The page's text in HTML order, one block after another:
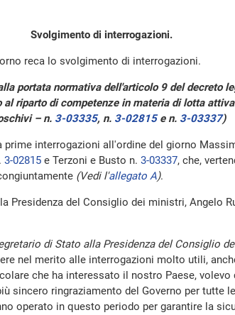
Svolgimento di interrogazioni.
reca lo svolgimento di interrogazioni.
portata normativa dell'articolo 9 del decreto
riparto di competenze in materia di lotta
– n. 3-03335, n. 3-02815e n. 3-03337)
prime interrogazioni all'ordine del giorno
3-02815 e Terzoni e Busto n. 3-03337, che,
(Vedi l'allegato A).
Presidenza del Consiglio dei ministri, Angelo
di Stato alla Presidenza del Consiglio
nel merito alle interrogazioni molto utili,
che ha interessato il nostro Paese, volevo
sincero ringraziamento del Governo per tutte
operato in questo periodo per garantire la